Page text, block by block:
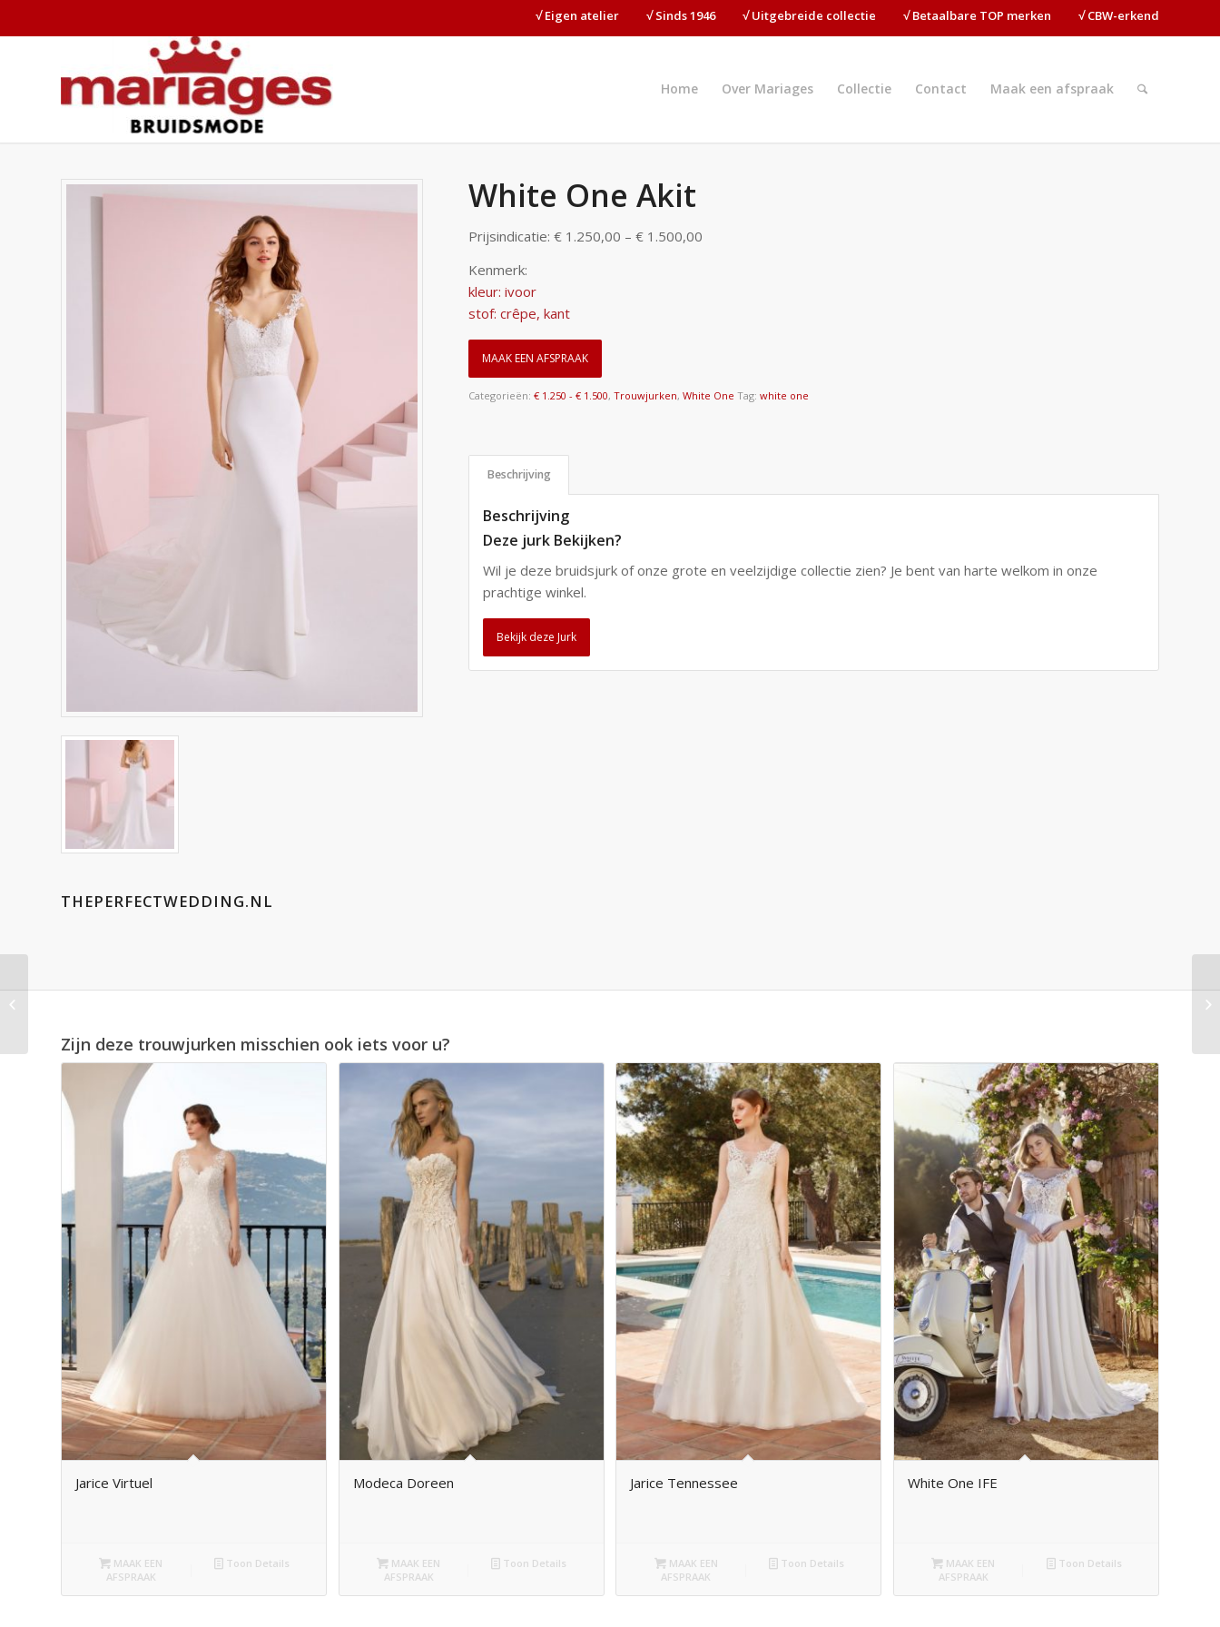
√ Eigen atelier⠀⠀⠀√ Sinds 1946⠀⠀⠀√ Uitgebreide collectie⠀⠀⠀√ Betaalbare TOP merken⠀⠀⠀√ CBW-erkend
Home Over Mariages Collectie Contact Maak een afspraak
THEPERFECTWEDDING.NL
White One Akit
Prijsindicatie: € 1.250,00 – € 1.500,00
Kenmerk:
kleur: ivoor
stof: crêpe, kant
MAAK EEN AFSPRAAK
Categorieën:€ 1.250 - € 1.500,Trouwjurken,White One Tag:white one
Beschrijving
Beschrijving
Deze jurk Bekijken?
Wil je deze bruidsjurk of onze grote en veelzijdige collectie zien? Je bent van harte welkom in onze
prachtige winkel.
Bekijk deze Jurk
Zijn deze trouwjurken misschien ook iets voor u?
Jarice Virtuel
MAAK EEN
AFSPRAAK
Toon Details
Modeca Doreen
MAAK EEN
AFSPRAAK
Toon Details
Jarice Tennessee
MAAK EEN
AFSPRAAK
Toon Details
White One IFE
MAAK EEN
AFSPRAAK
Toon Details
Blue by Enzoani